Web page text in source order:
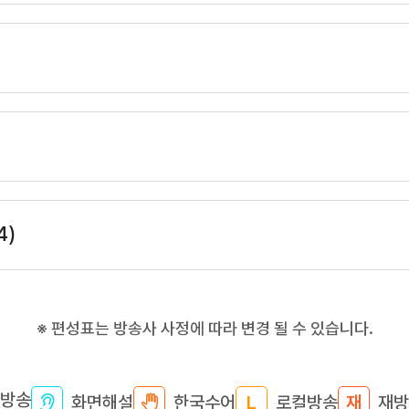
※ 편성표는 방송사 사정에 따라 변경 될 수 있습니다.
송 화면해설 한국수어 로컬방송 재